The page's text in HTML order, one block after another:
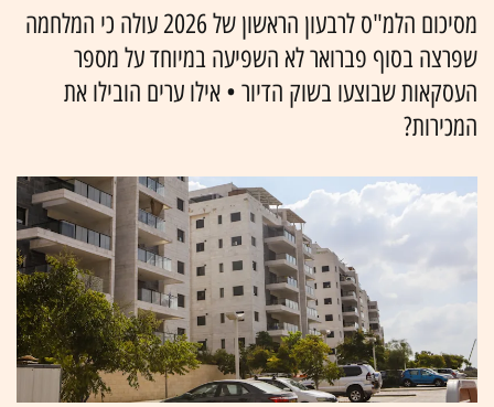
מסיכום הלמ"ס לרבעון הראשון של 2026 עולה כי המלחמה
שפרצה בסוף פברואר לא השפיעה במיוחד על מספר
העסקאות שבוצעו בשוק הדיור • אילו ערים הובילו את
המכירות?